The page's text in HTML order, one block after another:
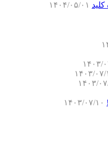
۱۴۰۴/۰۵/۰۱
۰۷/۱۰
۰۷/۱۰
۰۷/۱۰
۱۴۰۳/۰۷/۱۰